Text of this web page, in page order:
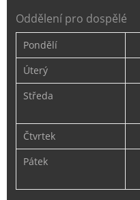
Oddělení pro dospělé
Pondělí
Úterý
Středa
Čtvrtek
Pátek